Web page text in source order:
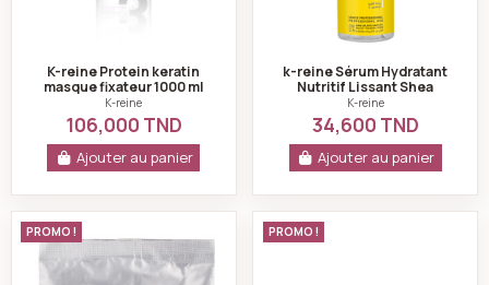
K-reine Protein keratin
masque fixateur 1000 ml
K-reine
106,000 TND
Ajouter au panier
k-reine Sérum Hydratant
Nutritif Lissant Shea
Butter Vitamine E - 200 ml
K-reine
34,600 TND
Ajouter au panier
K-reine Masque peel-off coup d'eclat 30gr
PROMO ! PROMO !